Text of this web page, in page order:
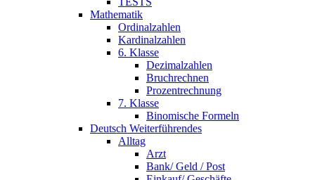
Mathematik
Ordinalzahlen
Kardinalzahlen
6. Klasse
Dezimalzahlen
Bruchrechnen
Prozentrechnung
7. Klasse
Binomische Formeln
Deutsch Weiterführendes
Alltag
Arzt
Bank/ Geld / Post